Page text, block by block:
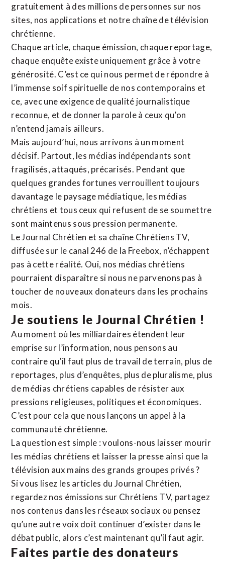
gratuitement à des millions de personnes sur nos
sites, nos applications et notre chaîne de télévision
chrétienne.
Chaque article, chaque émission, chaque reportage,
chaque enquête existe uniquement grâce à votre
générosité. C’est ce qui nous permet de répondre à
l’immense soif spirituelle de nos contemporains et
ce, avec une exigence de qualité journalistique
reconnue, et de donner la parole à ceux qu’on
n’entend jamais ailleurs.
Mais aujourd’hui, nous arrivons à un moment
décisif. Partout, les médias indépendants sont
fragilisés, attaqués, précarisés. Pendant que
quelques grandes fortunes verrouillent toujours
davantage le paysage médiatique, les médias
chrétiens et tous ceux qui refusent de se soumettre
sont maintenus sous pression permanente.
Le Journal Chrétien et sa chaîne Chrétiens TV,
diffusée sur le canal 246 de la Freebox, n’échappent
pas à cette réalité. Oui, nos médias chrétiens
pourraient disparaître si nous ne parvenons pas à
toucher de nouveaux donateurs dans les prochains
mois.
Je soutiens le Journal Chrétien !
Au moment où les milliardaires étendent leur
emprise sur l’information, nous pensons au
contraire qu’il faut plus de travail de terrain, plus de
reportages, plus d’enquêtes, plus de pluralisme, plus
de médias chrétiens capables de résister aux
pressions religieuses, politiques et économiques.
C’est pour cela que nous lançons un appel à la
communauté chrétienne.
La question est simple : voulons-nous laisser mourir
les médias chrétiens et laisser la presse ainsi que la
télévision aux mains des grands groupes privés ?
Si vous lisez les articles du Journal Chrétien,
regardez nos émissions sur Chrétiens TV, partagez
nos contenus dans les réseaux sociaux ou pensez
qu’une autre voix doit continuer d’exister dans le
débat public, alors c’est maintenant qu’il faut agir.
Faites partie des donateurs